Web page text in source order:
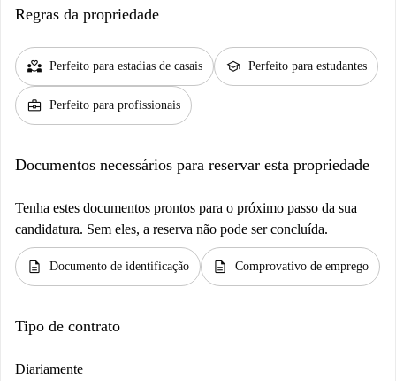
Regras da propriedade
partner_heart Perfeito para estadias de casais school Perfeito para estudantes
business_center Perfeito para profissionais
Documentos necessários para reservar esta propriedade
Tenha estes documentos prontos para o próximo passo da sua
candidatura. Sem eles, a reserva não pode ser concluída.
description Documento de identificação description Comprovativo de emprego
Tipo de contrato
Diariamente